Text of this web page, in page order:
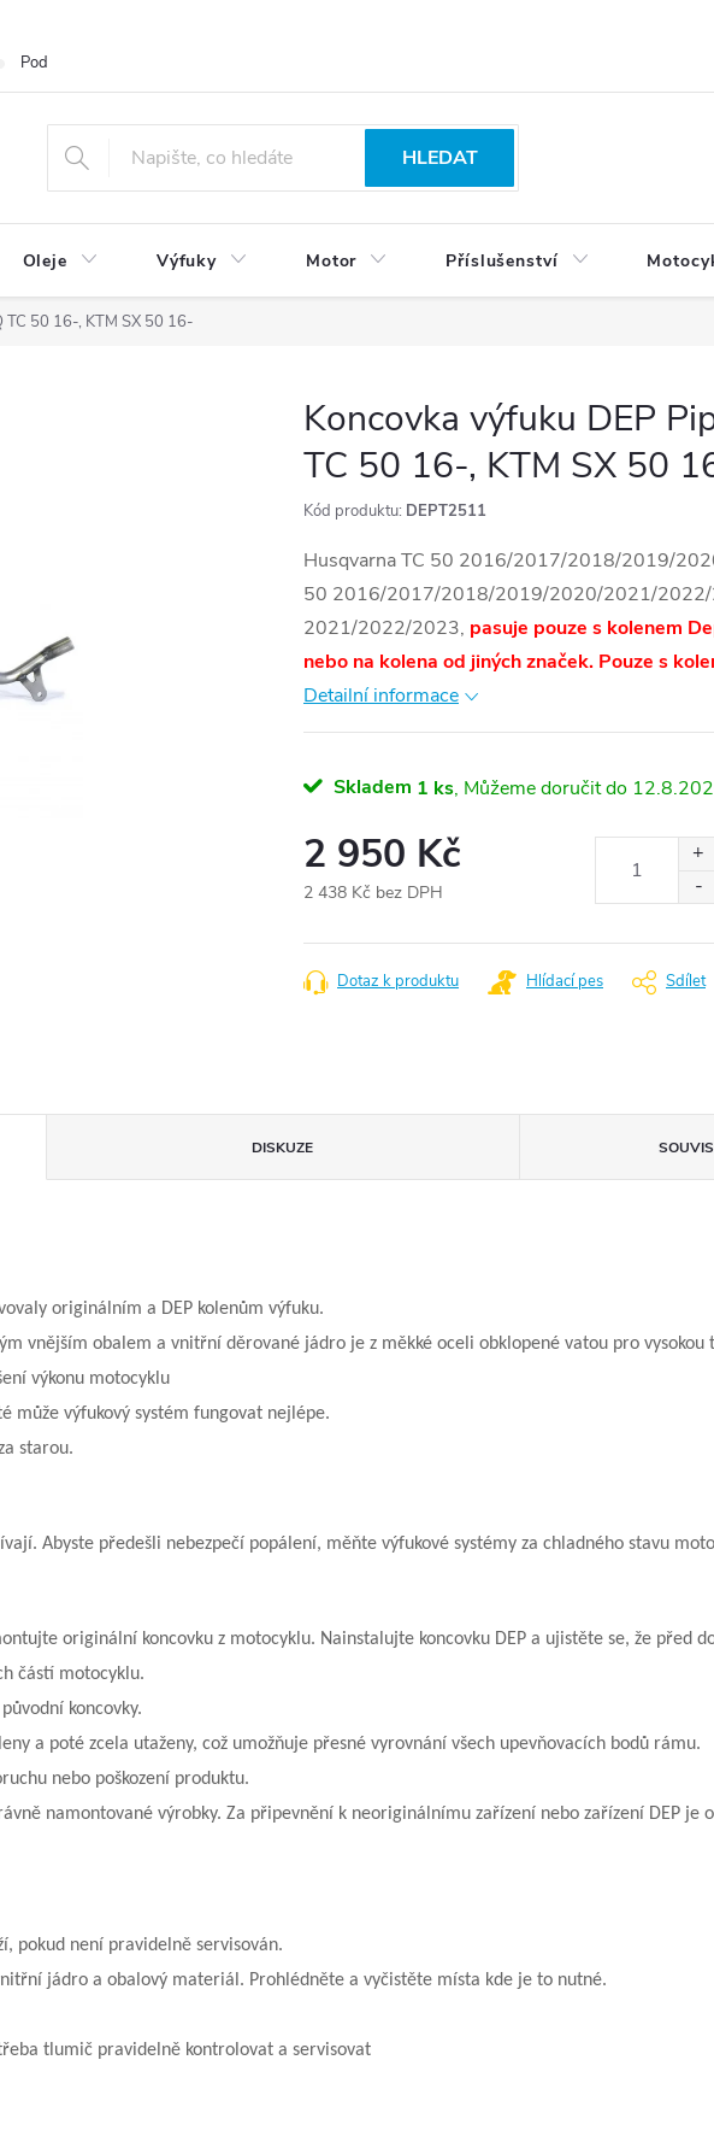
Podmínky ochrany osobních údajů
HLEDAT
Oleje Výfuky Motor Příslušenství
TC 50 16-, KTM SX 50 16-
Koncovka výfuku DEP
TC 50 16-, KTM SX 50
Kód produktu: DEPT2511
Husqvarna TC 50 2016/2017/2018/2019/
50 2016/2017/2018/2019/2020/2021/2022/
2021/2022/2023, pasuje pouze s kolenem
nebo na kolena od jiných značek. Pouze s
Detailní informace
Skladem 1 ks
2 950 Kč
2 438 Kč bez DPH
cena:
Dotaz k produktu Hlídací pes Sdílet
DISKUZE
originálním a DEP kolenům výfuku.
vnějším obalem a vnitřní děrované jádro je z měkké oceli obklopené vatou pro vysokou
výkonu motocyklu
může výfukový systém fungovat nejlépe.
starou.
Abyste předešli nebezpečí popálení, měňte výfukové systémy za chladného stavu
originální koncovku z motocyklu. Nainstalujte koncovku DEP a ujistěte se, že před
částí motocyklu.
koncovky.
a poté zcela utaženy, což umožňuje přesné vyrovnání všech upevňovacích bodů rámu.
nebo poškození produktu.
namontované výrobky. Za připevnění k neoriginálnímu zařízení nebo zařízení DEP je
pokud není pravidelně servisován.
jádro a obalový materiál. Prohlédněte a vyčistěte místa kde je to nutné.
tlumič pravidelně kontrolovat a servisovat